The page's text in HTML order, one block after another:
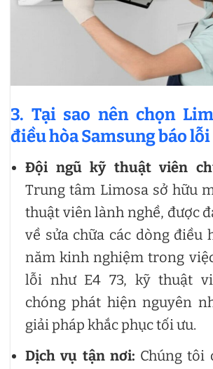
3. Tại sao nên chọn
điều hòa Samsung báo lỗi
Đội ngũ kỹ thuật viên
Trung tâm Limosa sở hữu
thuật viên lành nghề, được
về sửa chữa các dòng điều
năm kinh nghiệm trong
lỗi như E4 73, kỹ thuật
chóng phát hiện nguyên
giải pháp khắc phục tối ưu.
Dịch vụ tận nơi: Chúng tôi